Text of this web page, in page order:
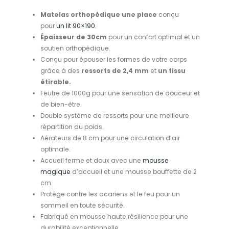
Matelas orthopédique une place conçu
pourun lit 90×190.
Épaisseur de 30cm pour un confort optimal et un
soutien orthopédique.
Conçu pour épouser les formes de votre corps
grâce à des ressorts de 2,4 mm et un tissu
étirable.
Feutre de 1000g pour une sensation de douceur et
de bien-être.
Double système de ressorts pour une meilleure
répartition du poids.
Aérateurs de 8 cm pour une circulation d’air
optimale.
Accueil ferme et doux avec unemousse
magique d’accueil et une mousse bouffette de 2
cm.
Protège contre les acariens et le feu pour un
sommeil en toute sécurité.
Fabriqué en mousse haute résilience pour une